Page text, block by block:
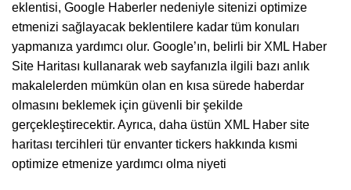
eklentisi, Google Haberler nedeniyle sitenizi optimize
etmenizi sağlayacak beklentilere kadar tüm konuları
yapmanıza yardımcı olur. Google’ın, belirli bir XML Haber
Site Haritası kullanarak web sayfanızla ilgili bazı anlık
makalelerden mümkün olan en kısa sürede haberdar
olmasını beklemek için güvenli bir şekilde
gerçekleştirecektir. Ayrıca, daha üstün XML Haber site
haritası tercihleri tür envanter tickers hakkında kısmi
optimize etmenize yardımcı olma niyeti